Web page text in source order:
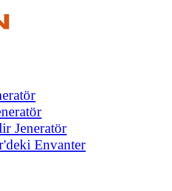
Jeneratör
Envanter